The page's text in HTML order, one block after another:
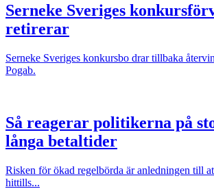
Serneke Sveriges
retirerar
Serneke Sveriges konkursbo drar tillbaka
Pogab.
Så reagerar politikerna på
långa betaltider
Risken för ökad regelbörda är anledningen till
hittills...